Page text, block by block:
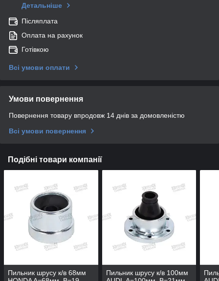
Детальніше
Післяплата
Оплата на рахунок
Готівкою
Всі умови оплати
Умови повернення
Повернення товару впродовж 14 днів за домовленістю
Всі умови повернення
Подібні товари компанії
Пильник шрусу к/в 68мм
Пильник шрусу к/в 100мм